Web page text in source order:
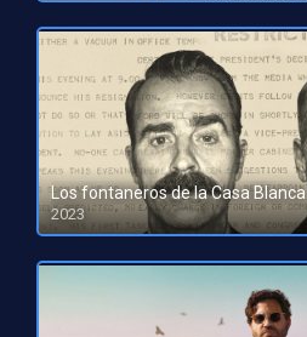
Los fontaneros de la Casa Blanca
2023
HD 1080pHD 720p